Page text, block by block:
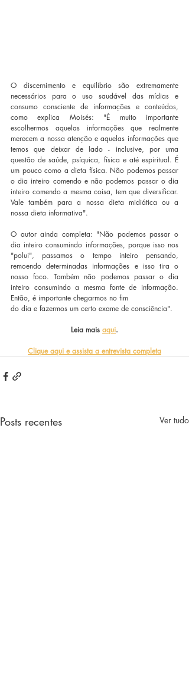
O discernimento e equilíbrio são extremamente
necessários para o uso saudável das mídias e
consumo consciente de informações e conteúdos,
como explica Moisés: "É muito importante
escolhermos aquelas informações que realmente
merecem a nossa atenção e aquelas informações que
temos que deixar de lado - inclusive, por uma
questão de saúde, psíquica, física e até espiritual. É
um pouco como a dieta física. Não podemos passar
o dia inteiro comendo e não podemos passar o dia
inteiro comendo a mesma coisa, tem que diversificar.
Vale também para a nossa dieta midiática ou a
nossa dieta informativa".
O autor ainda completa: "Não podemos passar o
dia inteiro consumindo informações, porque isso nos
"polui", passamos o tempo inteiro pensando,
remoendo determinadas informações e isso tira o
nosso foco. Também não podemos passar o dia
inteiro consumindo a mesma fonte de informação.
Então, é importante chegarmos no fim
do dia e fazermos um certo exame de consciência".
Leia mais aqui.
Clique aqui e assista a entrevista completa
Posts recentes Ver tudo